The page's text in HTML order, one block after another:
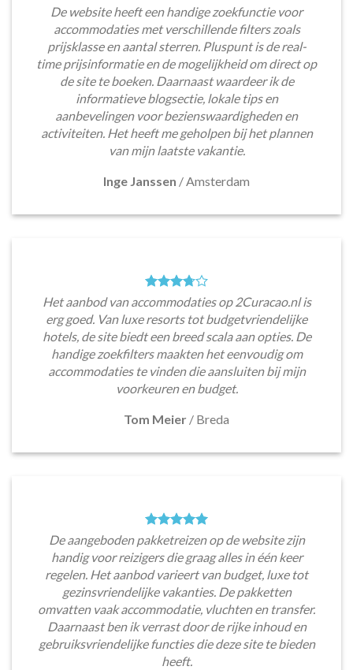
De website heeft een handige zoekfunctie voor
accommodaties met verschillende filters zoals
prijsklasse en aantal sterren. Pluspunt is de real-
time prijsinformatie en de mogelijkheid om direct op
de site te boeken. Daarnaast waardeer ik de
informatieve blogsectie, lokale tips en
aanbevelingen voor bezienswaardigheden en
activiteiten. Het heeft me geholpen bij het plannen
van mijn laatste vakantie.
Inge Janssen / Amsterdam
Het aanbod van accommodaties op 2Curacao.nl is
erg goed. Van luxe resorts tot budgetvriendelijke
hotels, de site biedt een breed scala aan opties. De
handige zoekfilters maakten het eenvoudig om
accommodaties te vinden die aansluiten bij mijn
voorkeuren en budget.
Tom Meier / Breda
De aangeboden pakketreizen op de website zijn
handig voor reizigers die graag alles in één keer
regelen. Het aanbod varieert van budget, luxe tot
gezinsvriendelijke vakanties. De pakketten
omvatten vaak accommodatie, vluchten en transfer.
Daarnaast ben ik verrast door de rijke inhoud en
gebruiksvriendelijke functies die deze site te bieden
heeft.